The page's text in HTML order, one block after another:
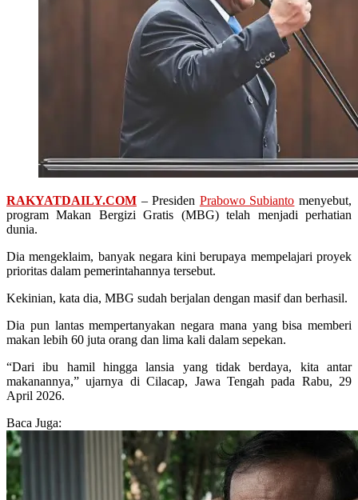
RAKYATDAILY.COM – Presiden Prabowo Subianto menyebut,
program Makan Bergizi Gratis (MBG) telah menjadi perhatian
dunia.
Dia mengeklaim, banyak negara kini berupaya mempelajari proyek
prioritas dalam pemerintahannya tersebut.
Kekinian, kata dia, MBG sudah berjalan dengan masif dan berhasil.
Dia pun lantas mempertanyakan negara mana yang bisa memberi
makan lebih 60 juta orang dan lima kali dalam sepekan.
“Dari ibu hamil hingga lansia yang tidak berdaya, kita antar
makanannya,” ujarnya di Cilacap, Jawa Tengah pada Rabu, 29
April 2026.
Baca Juga: